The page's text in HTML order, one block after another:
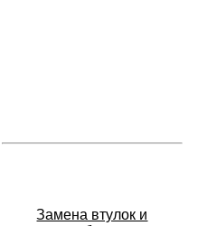
Замена втулок и